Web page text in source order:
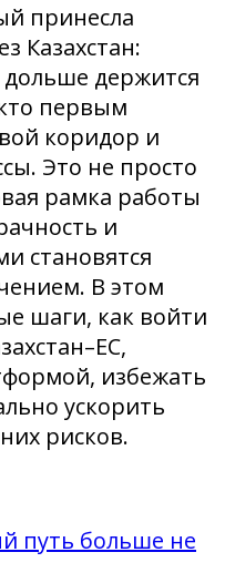
принесла
Казахстан:
держится
первым
коридор и
Это не просто
рамка работы
и
становятся
В этом
шаги, как войти
избежать
ускорить
рисков.
путь больше не